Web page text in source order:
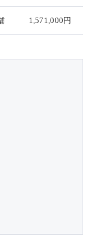
1,571,000円